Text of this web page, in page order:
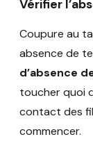
Vérifier
Coupure au
absence de
d’absence
toucher quoi
contact des
commencer.